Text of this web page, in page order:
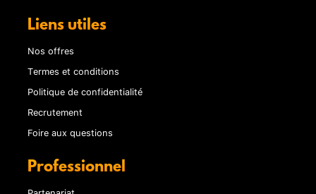
Liens utiles
Nos offres
Termes et conditions
Politique de confidentialité
Recrutement
Foire aux questions
Professionnel